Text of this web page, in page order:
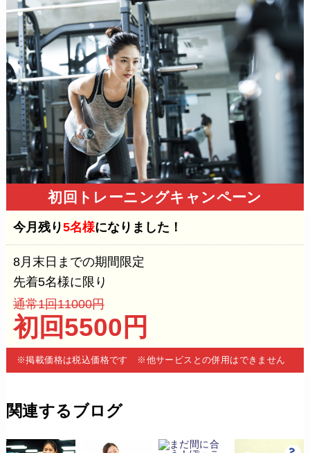
初回トレーニングキャンペーン
今月残り5名様になりました！
8月末日までの期間限定
先着5名様に限り
通常1回11000円
初回5500円
※掲載価格は税込価格です ※他サービスとの併用はできません
関連するブログ